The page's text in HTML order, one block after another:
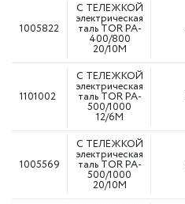
1005822
С ТЕЛЕЖКОЙ
электрическая
таль TOR PA-
400/800
20/10M
1101002
С ТЕЛЕЖКОЙ
электрическая
таль TOR PA-
500/1000
12/6M
1005569
С ТЕЛЕЖКОЙ
электрическая
таль TOR PA-
500/1000
20/10M